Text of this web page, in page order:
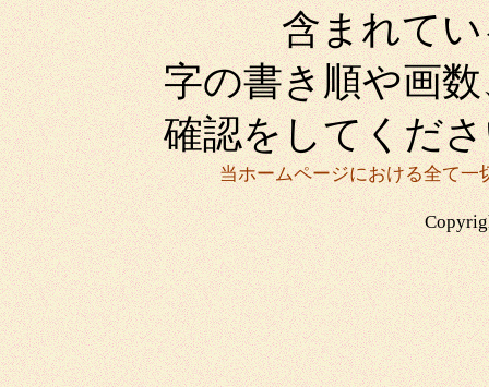
含まれている
字の書き順や画
確認をしてくだ
当ホームページにおける全て